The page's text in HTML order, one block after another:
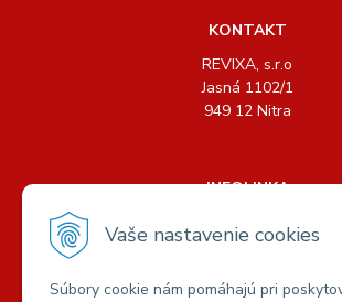
Vaše nastavenie cookies
Súbory cookie nám pomáhajú pri
KONTAKT
REVIXA, s.r.o
Jasná 1102/1
949 12 Nitra
INFOLINKA
Tel.: +421 904 158 489, +421 904
E-mail:info@revixa.sk